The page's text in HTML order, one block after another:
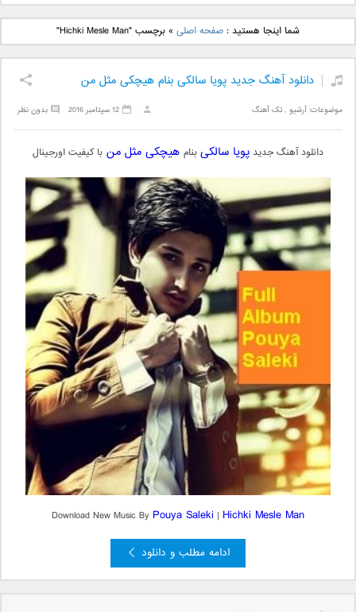
دانلود آهنگ جدید بهنام
بانی بنام قرص قمر 2
دانلود آهنگ جدید علی
یاسینی بنام دورترین نزدیک
شما اینجا هستید :صفحه اصلی »برچسب "Hichki Mesle Man"
دانلود آهنگ جدید پویا سالکی بنام هیچکی مثل من
موضوعات:آرشیو ,تک آهنگ بدون نظر 12 سپتامبر 2016
دانلود آهنگ جدید پویا سالکیبنام هیچکی مثل من با کیفیت اورجینال
Download New Music By Pouya Saleki | Hichki Mesle Man
ادامه مطلب و دانلود